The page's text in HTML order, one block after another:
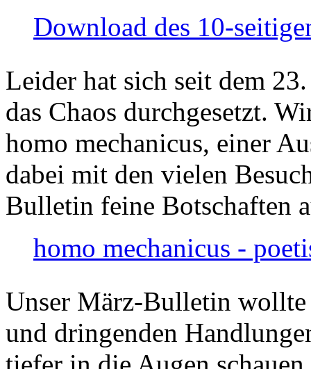
Download des 10-
Leider hat sich seit dem
das Chaos durchgesetzt.
homo mechanicus, einer
dabei mit den vielen
Bulletin feine Botschaften
homo mechanicus -
Unser März-Bulletin
und dringenden